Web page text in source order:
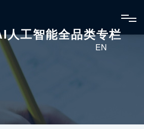
人工智能全品类专栏
EN